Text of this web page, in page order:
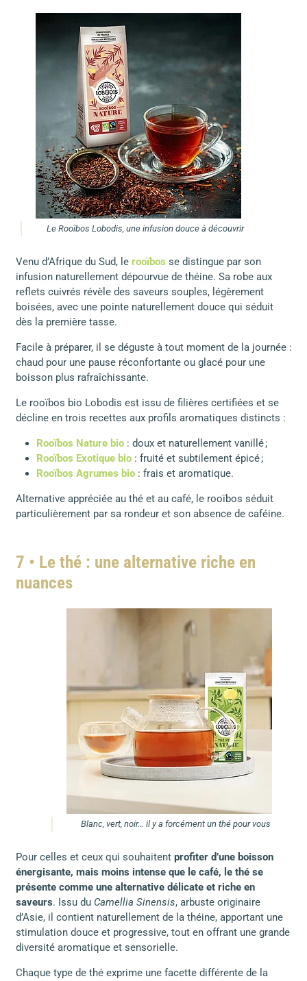
Le Rooïbos Lobodis, une infusion douce à découvrir
Venu d’Afrique du Sud, le rooïbos se distingue par son
infusion naturellement dépourvue de théine. Sa robe aux
reflets cuivrés révèle des saveurs souples, légèrement
boisées, avec une pointe naturellement douce qui séduit
dès la première tasse.
Facile à préparer, il se déguste à tout moment de la journée :
chaud pour une pause réconfortante ou glacé pour une
boisson plus rafraîchissante.
Le rooïbos bio Lobodis est issu de filières certifiées et se
décline en trois recettes aux profils aromatiques distincts :
Rooïbos Nature bio: doux et naturellement vanillé ;
Rooïbos Exotique bio: fruité et subtilement épicé ;
Rooïbos Agrumes bio: frais et aromatique.
Alternative appréciée au thé et au café, le rooïbos séduit
particulièrement par sa rondeur et son absence de caféine.
7 • Le thé : une alternative riche en
nuances
Blanc, vert, noir… il y a forcément un thé pour vous
Pour celles et ceux qui souhaitentprofiter d’une boisson
énergisante, mais moins intense que le café, le thé se
présente comme une alternative délicate et riche en
saveurs. Issu du Camellia Sinensis, arbuste originaire
d’Asie, il contient naturellement de la théine, apportant une
stimulation douce et progressive, tout en offrant une grande
diversité aromatique et sensorielle.
Chaque type de thé exprime une facette différente de la